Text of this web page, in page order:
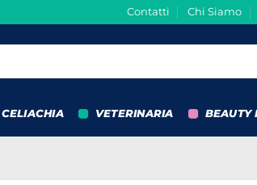
Contatti Chi Siamo
CELIACHIA VETERINARIA BEAUTY